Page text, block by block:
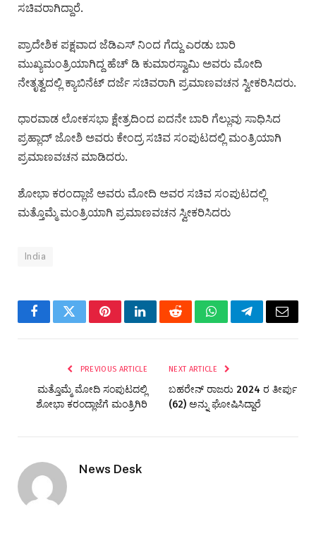
ಸಚಿವರಾಗಿದ್ದಾರೆ.
ಪ್ರಾದೇಶಿಕ ಪಕ್ಷವಾದ ಜೆಡಿಎಸ್​ ನಿಂದ ಗೆದ್ದು ಎರಡು ಬಾರಿ
ಮುಖ್ಯಮಂತ್ರಿಯಾಗಿದ್ದ ಹೆಚ್​ ಡಿ ಕುಮಾರಸ್ವಾಮಿ ಅವರು ಮೋದಿ
ನೇತೃತ್ವದಲ್ಲಿ ಕ್ಯಾಬಿನೆಟ್​ ದರ್ಜೆ ಸಚಿವರಾಗಿ ಪ್ರಮಾಣವಚನ ಸ್ವೀಕರಿಸಿದರು.
ಧಾರವಾಡ ಲೋಕಸಭಾ ಕ್ಷೇತ್ರದಿಂದ ಐದನೇ ಬಾರಿ ಗೆಲ್ಲುವು ಸಾಧಿಸಿದ
ಪ್ರಹ್ಲಾದ್​ ಜೋಶಿ ಅವರು ಕೇಂದ್ರ ಸಚಿವ ಸಂಪುಟದಲ್ಲಿ ಮಂತ್ರಿಯಾಗಿ
ಪ್ರಮಾಣವಚನ ಮಾಡಿದರು.
ಶೋಭಾ ಕರಂದ್ಲಾಜೆ ಅವರು ಮೋದಿ ಅವರ ಸಚಿವ ಸಂಪುಟದಲ್ಲಿ
ಮತ್ತೊಮ್ಮೆ ಮಂತ್ರಿಯಾಗಿ ಪ್ರಮಾಣವಚನ ಸ್ವೀಕರಿಸಿದರು
India
FacebookTwitterPinterestLinkedInRedditWhatsAppTelegramEmail
PREVIOUS ARTICLE
ಮತ್ತೊಮ್ಮೆ ಮೋದಿ ಸಂಪುಟದಲ್ಲಿ
ಶೋಭಾ ಕರಂದ್ಲಾಜೆಗೆ ಮಂತ್ರಿಗಿರಿ
NEXT ARTICLE
ಬಹರೇನ್ ರಾಜರು 2024 ರ ತೀರ್ಪು
(62) ಅನ್ನು ಘೋಷಿಸಿದ್ದಾರೆ
News Desk